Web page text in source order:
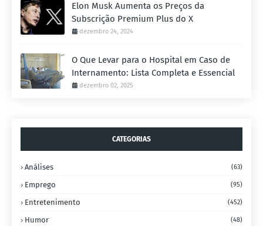
Elon Musk Aumenta os Preços da
Subscrição Premium Plus do X
dezembro 24, 2024
O Que Levar para o Hospital em Caso de
Internamento: Lista Completa e Essencial
dezembro 02, 2025
CATEGORIAS
Análises (63)
Emprego (95)
Entretenimento (452)
Humor (48)